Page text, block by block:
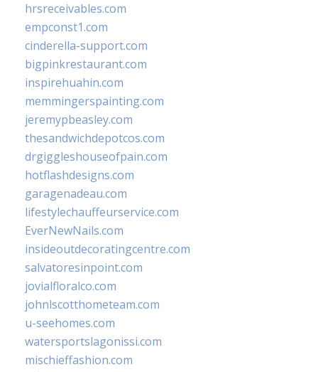
hrsreceivables.com
empconst1.com
cinderella-support.com
bigpinkrestaurant.com
inspirehuahin.com
memmingerspainting.com
jeremypbeasley.com
thesandwichdepotcos.com
drgiggleshouseofpain.com
hotflashdesigns.com
garagenadeau.com
lifestylechauffeurservice.com
EverNewNails.com
insideoutdecoratingcentre.com
salvatoresinpoint.com
jovialfloralco.com
johnlscotthometeam.com
u-seehomes.com
watersportslagonissi.com
mischieffashion.com